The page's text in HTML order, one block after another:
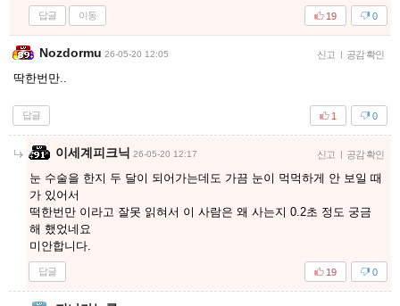
답글 이동 0
19
Nozdormu 26-05-20 12:05 신고 | 공감 확인
딱한번만..
답글 0
1
이세계피크닉 26-05-20 12:17 신고 | 공감 확인
눈 수술을 한지 두 달이 되어가는데도 가끔 눈이 먹먹하게 안 보일 때
가 있어서
떡한번만 이라고 잘못 읽혀서 이 사람은 왜 사는지 0.2초 정도 궁금
해 했었네요
미안합니다.
답글 0
19